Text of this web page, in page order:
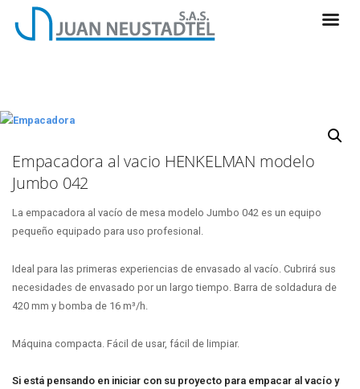
Empacadora al vacio HENKELMAN modelo
Jumbo 042
La empacadora al vacío de mesa modelo Jumbo 042 es un equipo
pequeño equipado para uso profesional.
Ideal para las primeras experiencias de envasado al vacío. Cubrirá sus
necesidades de envasado por un largo tiempo. Barra de soldadura de
420 mm y bomba de 16 m³/h.
Máquina compacta. Fácil de usar, fácil de limpiar.
Si está pensando en iniciar con su proyecto para empacar al vacío y